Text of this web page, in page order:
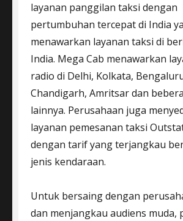
layanan panggilan taksi dengan
pertumbuhan tercepat di India
menawarkan layanan taksi di
India. Mega Cab menawarkan
radio di Delhi, Kolkata,
Chandigarh, Amritsar dan
lainnya. Perusahaan juga
layanan pemesanan taksi
dengan tarif yang terjangkau
jenis kendaraan.
Untuk bersaing dengan
dan menjangkau audiens muda,